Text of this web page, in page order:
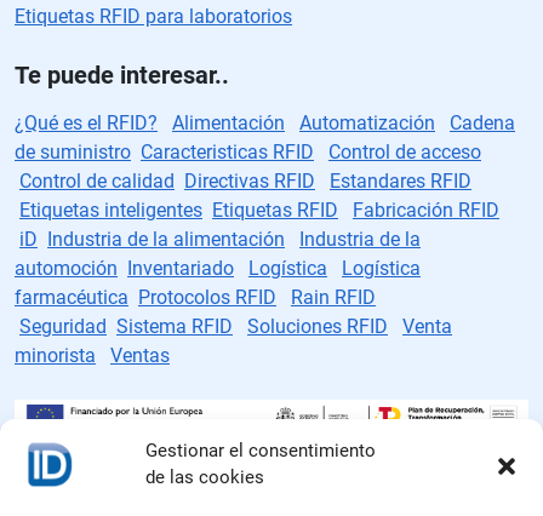
Gestionar el consentimiento
de las cookies
Etiquetas RFID para laboratorios
Te puede interesar..
¿Qué es el RFID? Alimentación Automatización
Cadena
de suministro Caracteristicas RFID
Control de acceso
Control de calidad Directivas RFID
Estandares RFID
Etiquetas inteligentes Etiquetas RFID
Fabricación RFID
iD Industria de la alimentación
Industria de la
automoción Inventariado Logística
Logística
farmacéutica Protocolos RFID
Rain RFID
Seguridad Sistema RFID Soluciones RFID
Venta
minorista
Ventas